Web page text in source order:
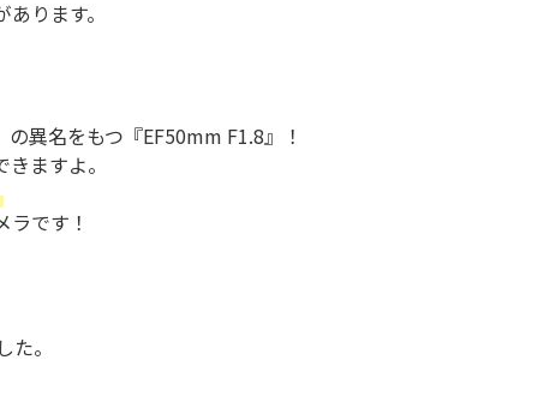
ります。
異名をもつ『EF50mm F1.8』！
ますよ。
です！
。